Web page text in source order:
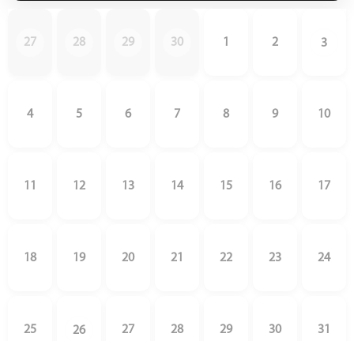
27 28 29 30 1 2 3
4 5 6 7 8 9 10
11 12 13 14 15 16 17
18 19 20 21 22 23 24
25 26 27 28 29 30 31